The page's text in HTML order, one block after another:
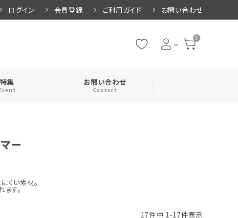
ログイン 会員登録 ご利用ガイド お問い合わせ
0
ズ
特集 お問い合わせ
Contact
ー
くい素材。
す。
17件中 1-17件表示